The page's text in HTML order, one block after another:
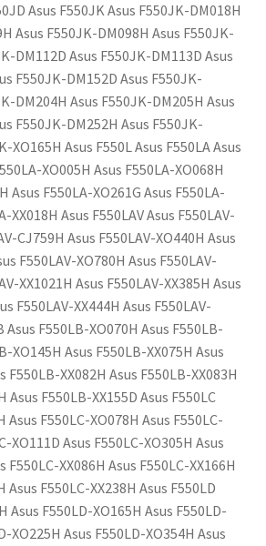
Asus F550JK Asus F550JK-DM018H
Asus F550JK-DM098H Asus F550JK-
DM112D Asus F550JK-DM113D Asus
F550JK-DM152D Asus F550JK-
DM204H Asus F550JK-DM205H Asus
F550JK-DM252H Asus F550JK-
XO165H Asus F550L Asus F550LA Asus
XO005H Asus F550LA-XO068H
Asus F550LA-XO261G Asus F550LA-
XX018H Asus F550LAV Asus F550LAV-
CJ759H Asus F550LAV-XO440H Asus
F550LAV-XO780H Asus F550LAV-
XX1021H Asus F550LAV-XX385H Asus
F550LAV-XX444H Asus F550LAV-
Asus F550LB-XO070H Asus F550LB-
XO145H Asus F550LB-XX075H Asus
F550LB-XX082H Asus F550LB-XX083H
Asus F550LB-XX155D Asus F550LC
Asus F550LC-XO078H Asus F550LC-
XO111D Asus F550LC-XO305H Asus
F550LC-XX086H Asus F550LC-XX166H
Asus F550LC-XX238H Asus F550LD
Asus F550LD-XO165H Asus F550LD-
XO225H Asus F550LD-XO354H Asus